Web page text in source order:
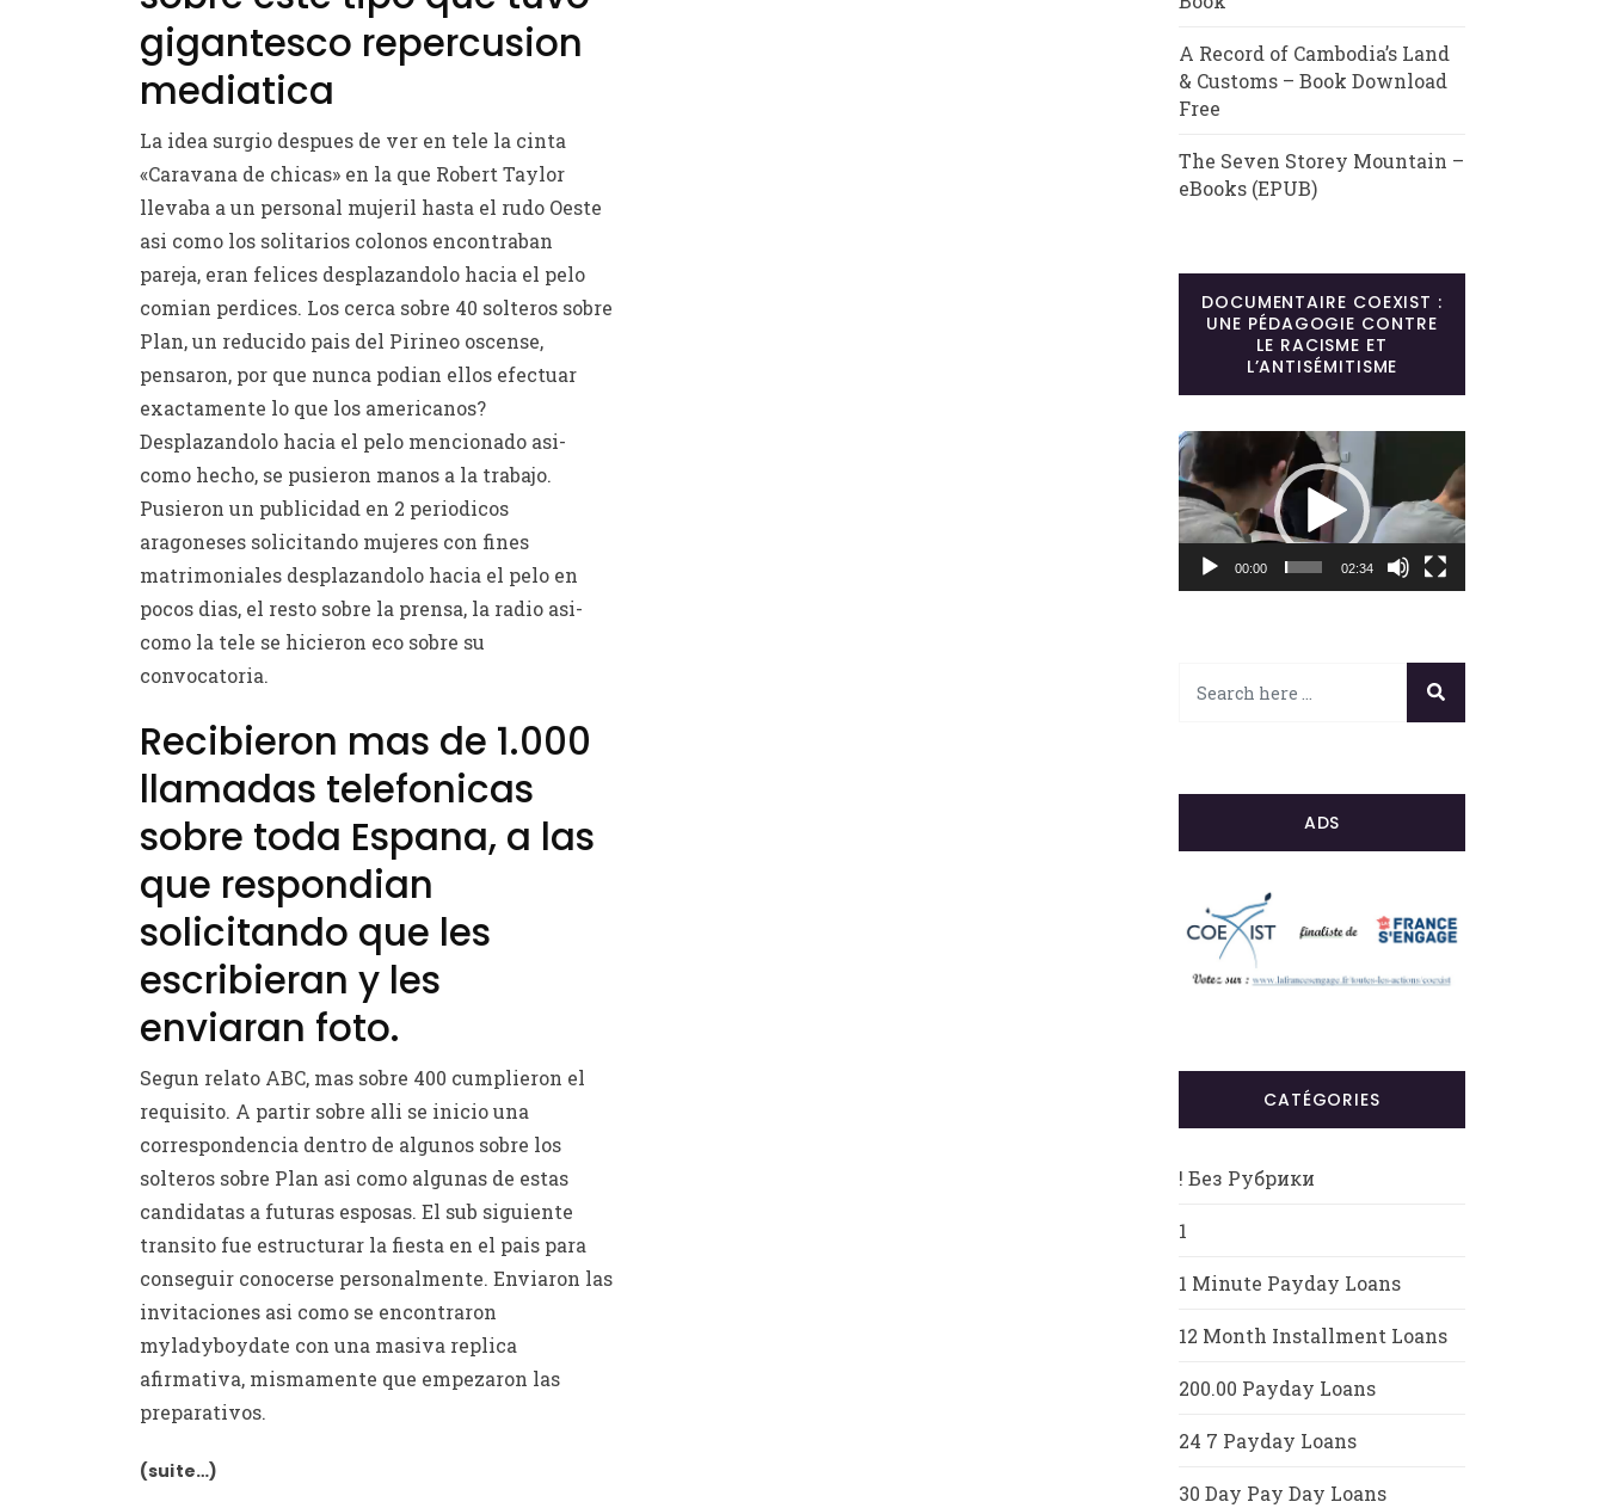
gigantesco repercusion
mediatica
La idea surgio despues de ver en tele la cinta
«Caravana de chicas» en la que Robert Taylor
llevaba a un personal mujeril hasta el rudo Oeste
asi­ como los solitarios colonos encontraban
pareja, eran felices desplazandolo hacia el pelo
comian perdices. Los cerca sobre 40 solteros sobre
Plan, un reducido pais del Pirineo oscense,
pensaron, por que nunca podian ellos efectuar
exactamente lo que los americanos?
Desplazandolo hacia el pelo mencionado asi­
como hecho, se pusieron manos a la trabajo.
Pusieron un publicidad en 2 periodicos
aragoneses solicitando mujeres con fines
matrimoniales desplazandolo hacia el pelo en
pocos dias, el resto sobre la prensa, la radio asi­
como la tele se hicieron eco sobre su
convocatoria.
Recibieron mas de 1.000
llamadas telefonicas
sobre toda Espana, a las
que respondian
solicitando que les
escribieran y les
enviaran foto.
Segun relato ABC, mas sobre 400 cumplieron el
requisito. A partir sobre alli se inicio una
correspondencia dentro de algunos sobre los
solteros sobre Plan asi­ como algunas de estas
candidatas a futuras esposas. El sub siguiente
transito fue estructurar la fiesta en el pais para
conseguir conocerse personalmente. Enviaron las
invitaciones asi­ como se encontraron
myladyboydate con una masiva replica
afirmativa, mismamente que empezaron las
preparativos.
(suite…)
A Record of Cambodia’s Land
& Customs – Book Download
Free
The Seven Storey Mountain –
eBooks (EPUB)
DOCUMENTAIRE COEXIST :
UNE PÉDAGOGIE CONTRE
LE RACISME ET
L’ANTISÉMITISME
Lecteur
vidéo
00:00 02:34
ADS
CATÉGORIES
! Без Рубрики
1
1 Minute Payday Loans
12 Month Installment Loans
200.00 Payday Loans
24 7 Payday Loans
30 Day Pay Day Loans